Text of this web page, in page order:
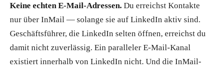
Keine echten E-Mail-Adressen. Du erreichst Kontakte
nur über InMail — solange sie auf LinkedIn aktiv sind.
Geschäftsführer, die LinkedIn selten öffnen, erreichst du
damit nicht zuverlässig. Ein paralleler E-Mail-Kanal
existiert innerhalb von LinkedIn nicht. Und die InMail-